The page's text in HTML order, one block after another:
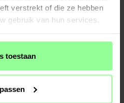
verstrekt of die ze hebben
gebruik van hun services.
toestaan
of je cameralenzen komen.
en zijkanten van je telefoon maar